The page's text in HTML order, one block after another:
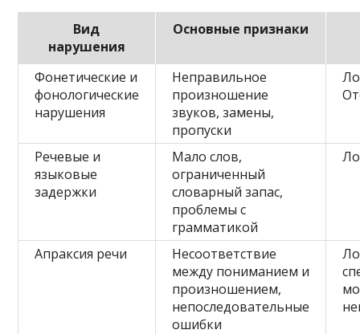
Вид
нарушения
Основные признаки
Фонетические и
фонологические
нарушения
Неправильное
произношение
звуков, замены,
пропуски
Речевые и
языковые
задержки
Мало слов,
ограниченный
словарный запас,
проблемы с
грамматикой
Апраксия речи
Несоответствие
между пониманием и
произношением,
непоследовательные
ошибки